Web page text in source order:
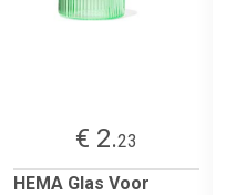
€ 2.23
HEMA Glas Voor